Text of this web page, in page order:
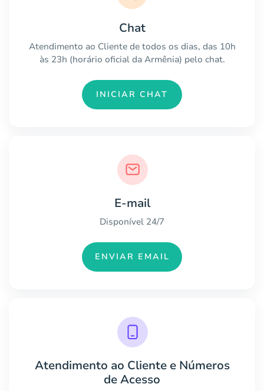
Chat
Atendimento ao Cliente de todos os dias, das 10h
às 23h (horário oficial da Armênia) pelo chat.
INICIAR CHAT
E-mail
Disponível 24/7
ENVIAR EMAIL
Atendimento ao Cliente e Números
de Acesso